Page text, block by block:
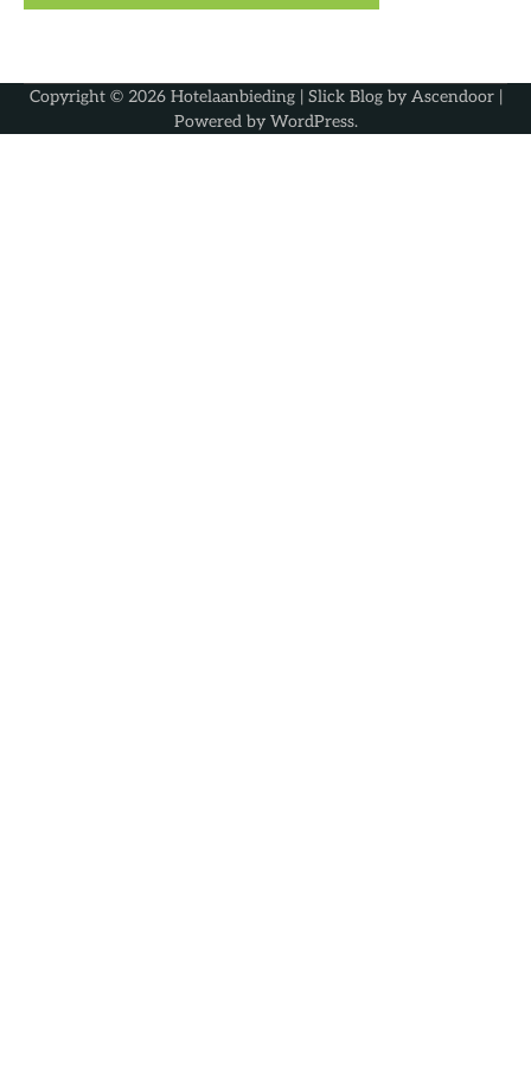
Copyright © 2026 Hotelaanbieding| Slick Blog by Ascendoor|
Powered by WordPress.